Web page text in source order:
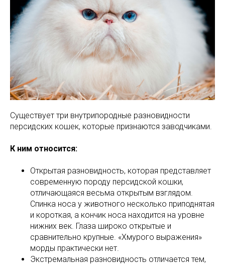
Существует три внутрипородные разновидности
персидских кошек, которые признаются заводчиками.
К ним относится:
Открытая разновидность, которая представляет
современную породу персидской кошки,
отличающаяся весьма открытым взглядом.
Спинка носа у животного несколько приподнятая
и короткая, а кончик носа находится на уровне
нижних век. Глаза широко открытые и
сравнительно крупные. «Хмурого выражения»
морды практически нет.
Экстремальная разновидность отличается тем,